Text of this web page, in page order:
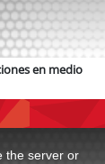
en medio
the server or